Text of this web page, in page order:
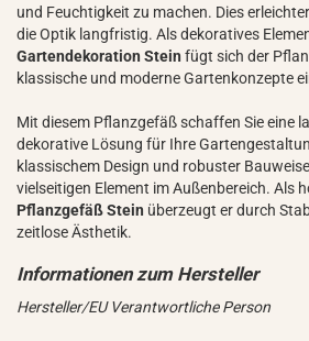
und Feuchtigkeit zu machen. Dies
die Optik langfristig. Als dekoratives
Gartendekoration Stein fügt sich der
klassische und moderne Gartenkonzepte
Mit diesem Pflanzgefäß schaffen Sie eine
dekorative Lösung für Ihre
klassischem Design und robuster
vielseitigen Element im Außenbereich. Als
Pflanzgefäß Stein überzeugt er durch
zeitlose Ästhetik.
Hersteller/EU Verantwortliche Person